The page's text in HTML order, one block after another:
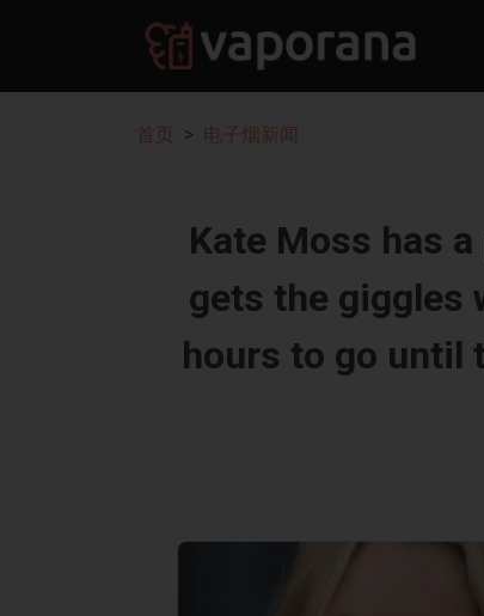
首页 电子烟新闻
Kate Moss has
gets the giggles
hours to go until